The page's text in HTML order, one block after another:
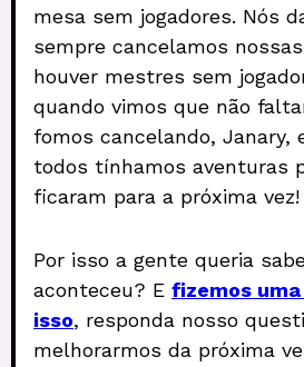
mesa sem jogadores. Nós
sempre cancelamos
houver mestres sem
quando vimos que não
fomos cancelando, Janary,
todos tínhamos aventuras
ficaram para a próxima vez!
Por isso a gente queria
aconteceu? E fizemos
isso, responda nosso
melhorarmos da próxima